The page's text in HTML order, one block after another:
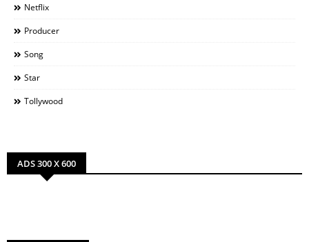
Netflix
Producer
Song
Star
Tollywood
ADS 300 X 600